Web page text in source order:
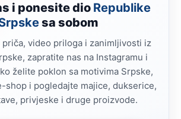
i ponesite dio Republike
sa sobom
priča, video priloga i zanimljivosti iz
zapratite nas na Instagramu i
želite poklon sa motivima Srpske,
shop i pogledajte majice, dukserice,
privjeske i druge proizvode.